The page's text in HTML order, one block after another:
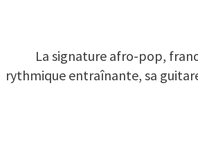
La signature afro-pop,
rythmique entraînante, sa